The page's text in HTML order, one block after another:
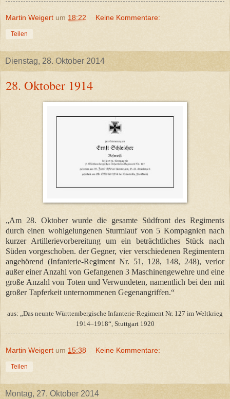
Martin Weigert um 18:22 Keine Kommentare:
Teilen
Dienstag, 28. Oktober 2014
28. Oktober 1914
„Am 28. Oktober wurde die gesamte Südfront des Regiments
durch einen wohlgelungenen Sturmlauf von 5 Kompagnien nach
kurzer Artillerievorbereitung um ein beträchtliches Stück nach
Süden vorgeschoben. der Gegner, vier verschiedenen Regimentern
angehörend (Infanterie-Regiment Nr. 51, 128, 148, 248), verlor
außer einer Anzahl von Gefangenen 3 Maschinengewehre und eine
große Anzahl von Toten und Verwundeten, namentlich bei den mit
großer Tapferkeit unternommenen Gegenangriffen.“
aus: „Das neunte Württembergische Infanterie-Regiment Nr. 127 im Weltkrieg
1914–1918“, Stuttgart 1920
Martin Weigert um 15:38 Keine Kommentare:
Teilen
Montag, 27. Oktober 2014